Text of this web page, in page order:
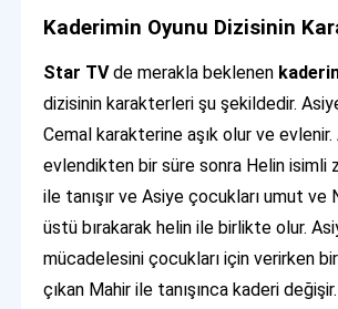
Kaderimin Oyunu Dizisinin
Star TVde merakla beklenen
dizisinin karakterleri şu şekildedir.
Cemal karakterine aşık olur ve evlenir.
evlendikten bir süre sonra Helin isimli
ile tanışır ve Asiye çocukları umut ve
üstü bırakarak helin ile birlikte olur.
mücadelesini çocukları için verirken
çıkan Mahir ile tanışınca kaderi